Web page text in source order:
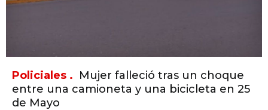
Policiales . Mujer falleció tras un choque
entre una camioneta y una bicicleta en 25
de Mayo